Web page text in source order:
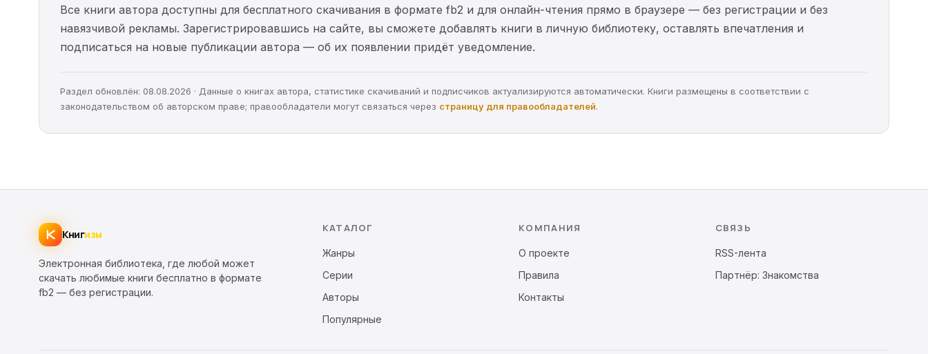
Все книги автора доступны для бесплатного скачивания в формате fb2 и для онлайн-чтения прямо в браузере — без регистрации и без
навязчивой рекламы. Зарегистрировавшись на сайте, вы сможете добавлять книги в личную библиотеку, оставлять впечатления и
подписаться на новые публикации автора — об их появлении придёт уведомление.
Раздел обновлён: 08.08.2026 · Данные о книгах автора, статистике скачиваний и подписчиков актуализируются автоматически. Книги размещены в соответствии с
законодательством об авторском праве; правообладатели могут связаться через страницу для правообладателей.
Книгизм
Электронная библиотека, где любой может
скачать любимые книги бесплатно в формате
fb2 — без регистрации.
КАТАЛОГ
Жанры
Серии
Авторы
Популярные
КОМПАНИЯ
О проекте
Правила
Контакты
СВЯЗЬ
RSS-лента
Партнёр: Знакомства